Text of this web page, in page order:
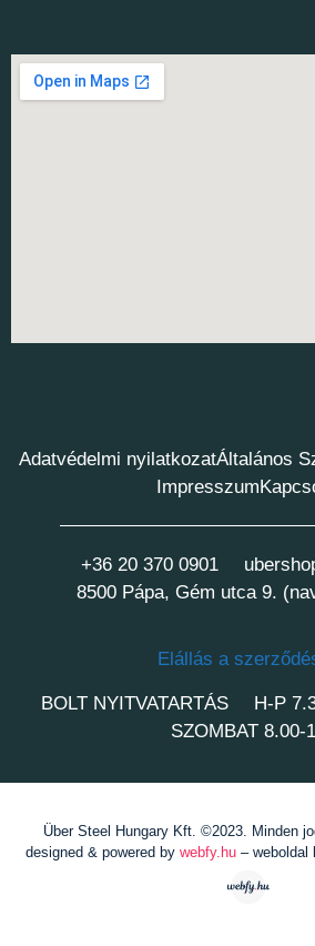
Adatvédelmi nyilatkozatÁltalános
Impresszum
+36 20 370 0901
8500 Pápa, Gém utca 9.
Elállás a
BOLT NYITVATARTÁS
H-P
SZOMBAT 8.00-
Über Steel Hungary Kft. ©2023. Minden
designed & powered by webfy.hu – weboldal